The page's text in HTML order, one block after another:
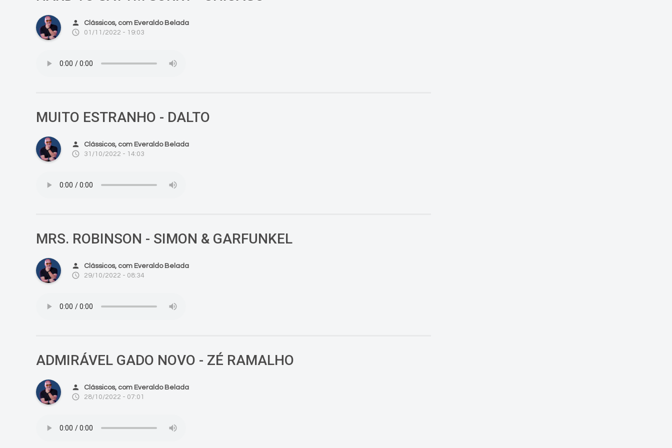
person Clássicos, com Everaldo Belada
access_time 01/11/2022 - 19:03
MUITO ESTRANHO - DALTO
person Clássicos, com Everaldo Belada
access_time 31/10/2022 - 14:03
MRS. ROBINSON - SIMON & GARFUNKEL
person Clássicos, com Everaldo Belada
access_time 29/10/2022 - 08:34
ADMIRÁVEL GADO NOVO - ZÉ RAMALHO
person Clássicos, com Everaldo Belada
access_time 28/10/2022 - 07:01